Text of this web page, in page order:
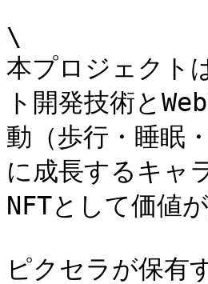
\
本プロジェクト
ト開発技術と
動（歩行・睡眠
に成長するキャ
NFTとして価値
ピクセラが保有